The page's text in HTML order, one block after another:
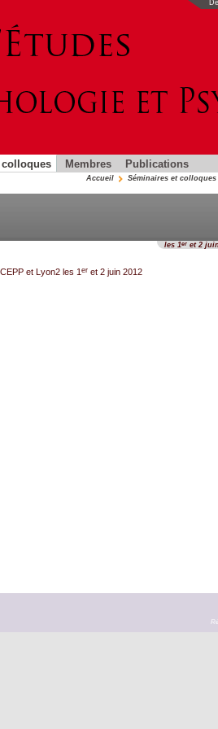
Membres Publications
Accueil Séminaires et colloques
les 1eret 2
et Lyon2 les 1 er et 2 juin 2012